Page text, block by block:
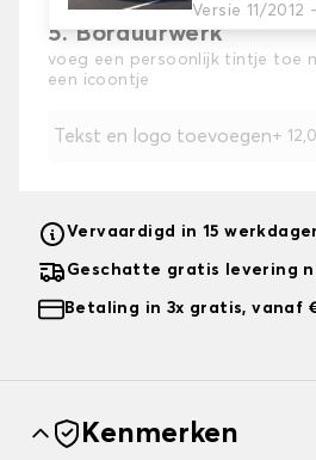
Versie 11/2012
5. Borduurwerk
voeg een persoonlijk tintje toe
een icoontje
Tekst en logo toevoegen +
Vervaardigd in 15
Geschatte gratis levering
Betaling in 3x gratis, vanaf
Kenmerken